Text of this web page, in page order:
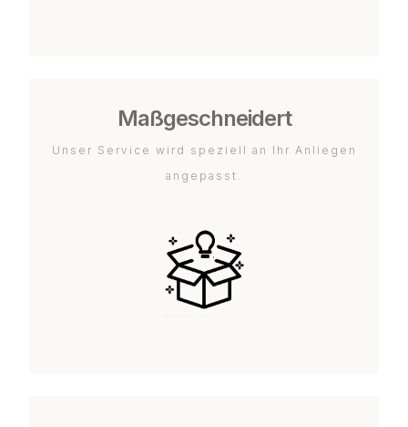
Maßgeschneidert
Unser Service wird speziell an Ihr Anliegen
angepasst.